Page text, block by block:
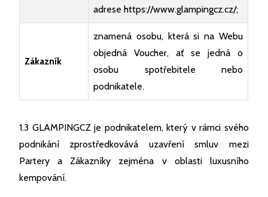
adrese https://www.glampingcz.cz/;
Zákazník
znamená osobu, která si na Webu
objedná Voucher, ať se jedná o
osobu spotřebitele nebo
podnikatele.
1.3 GLAMPINGCZ je podnikatelem, který v rámci svého
podnikání zprostředkovává uzavření smluv mezi
Partery a Zákazníky zejména v oblasti luxusního
kempování.